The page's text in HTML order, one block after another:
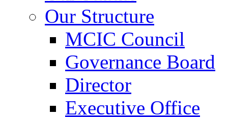
Our Structure
MCIC Council
Governance Board
Director
Executive Office